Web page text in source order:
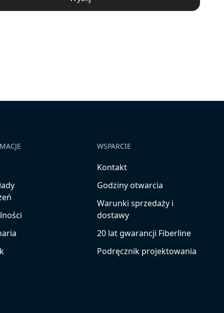
WSPARCIE
Kontakt
Godziny otwarcia
Warunki sprzedaży i
dostawy
20 lat gwarancji Fiberline
Podręcznik projektowania